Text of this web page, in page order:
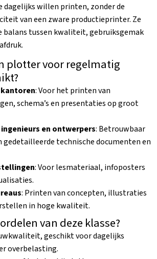
dagelijks willen printen, zonder de
van een zware productieprinter. Ze
balans tussen kwaliteit, gebruiksgemak
plotter voor regelmatig
: Voor het printen van
schema’s en presentaties op groot
en ontwerpers: Betrouwbaar
gedetailleerde technische documenten en
: Voor lesmateriaal, infoposters
: Printen van concepten, illustraties
in hoge kwaliteit.
van deze klasse?
geschikt voor dagelijks
overbelasting.